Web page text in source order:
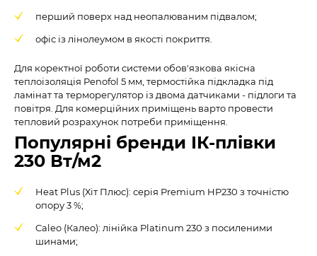
перший поверх над неопалюваним підвалом;
офіс із лінолеумом в якості покриття.
Для коректної роботи системи обов'язкова якісна
теплоізоляція Penofol 5 мм, термостійка підкладка під
ламінат та терморегулятор із двома датчиками - підлоги та
повітря. Для комерційних приміщень варто провести
тепловий розрахунок потреби приміщення.
Популярні бренди ІК-плівки
230 Вт/м2
Heat Plus (Хіт Плюс): серія Premium HP230 з точністю
опору 3 %;
Caleo (Калео): лінійка Platinum 230 з посиленими
шинами;